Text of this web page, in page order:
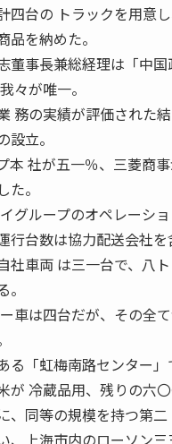
四台の トラックを用意
品を納めた。
董事長兼総経理は「中
々が唯一。
務の実績が評価された
立。
本 社が五一％、三菱商
。
グループのオペレーシ
台数は協力配送会社を
社車両 は三一台で、八
車は四台だが、その全
「虹梅南路センター」
が 冷蔵品用、残りの六
、同等の規模を持つ第二
、上海市内のローソン